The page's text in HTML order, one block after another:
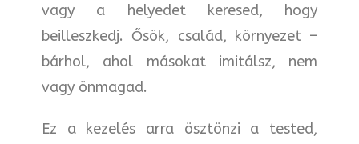
vagy a helyedet keresed, hogy
beilleszkedj. Ősök, család, környezet –
bárhol, ahol másokat imitálsz, nem
vagy önmagad.
Ez a kezelés arra ösztönzi a tested,